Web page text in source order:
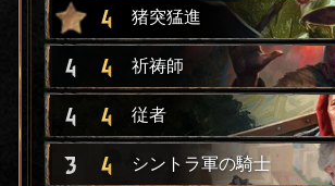
4 猪突猛進
4 4 祈祷師
4 4 従者
3 4 シントラ軍の騎士